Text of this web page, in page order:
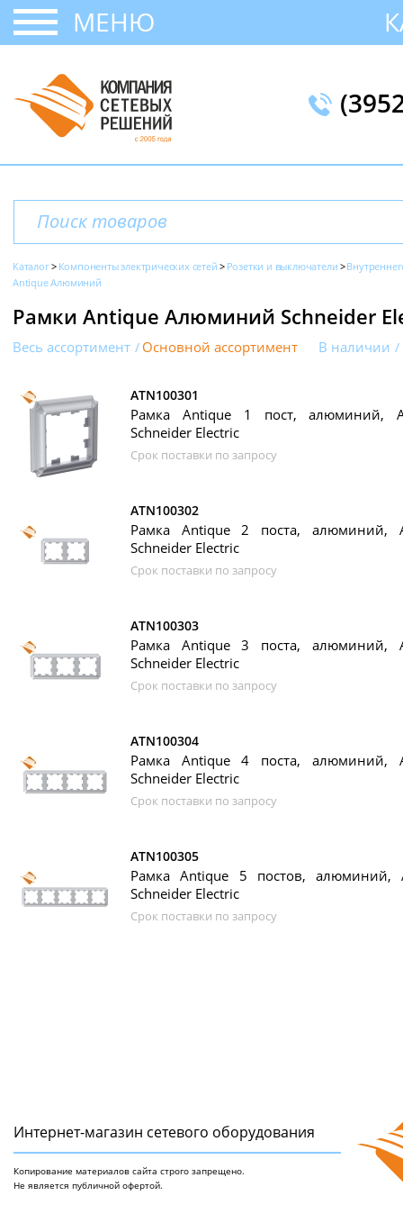
МЕНЮ
Каталог Компоненты электрических сетей Розетки и выключатели
Antique Алюминий
Рамки Antique Алюминий Schneider
Весь ассортимент Основной ассортимент В наличии
ATN100301
Рамка Antique 1 пост, алюминий,
Schneider Electric
Срок поставки по запросу
ATN100302
Рамка Antique 2 поста, алюминий,
Schneider Electric
Срок поставки по запросу
ATN100303
Рамка Antique 3 поста, алюминий,
Schneider Electric
Срок поставки по запросу
ATN100304
Рамка Antique 4 поста, алюминий,
Schneider Electric
Срок поставки по запросу
ATN100305
Рамка Antique 5 постов, алюминий,
Schneider Electric
Срок поставки по запросу
Интернет-магазин сетeвого оборудования
Копирование материалов сайта строго запрещено.
Не является публичной офертой.